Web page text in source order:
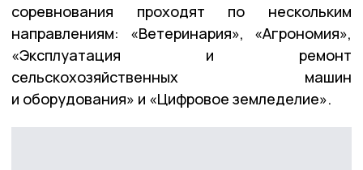
соревнования проходят по нескольким
направлениям: «Ветеринария», «Агрономия»,
«Эксплуатация и ремонт
сельскохозяйственных машин
и оборудования» и «Цифровое земледелие».